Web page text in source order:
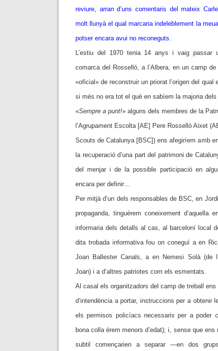
reviure, arran d’uns comentaris del mateix
molt llunyà el qual marcaria indeleblement la
potser encara avui no reconeguts.
L’estiu del 1970 tenia 14 anys i vaig passar
comarca del Rosselló, a l’Albera, en un camp
«oficial» de reconstruir un priorat l’origen del
si més no era tot el què en sabíem la majoria
«Sempre a punt!» alguns dels membres de la
l’Agrupament Escolta [AE] Pere Rosselló Aixet
Scouts de Catalunya [BSC]) ens afegiríem amb
la recuperació d’una part del patrimoni de
del menjar i de la possible participació en
encara per definir…
Per mitjà d’un dels responsables de BSC, en
propaganda, tinguérem coneixement d’aquella
informaria dels detalls al cas, al barceloní local
dita trobada informativa fou on coneguí a en
Joan Ballester Canals, a en Nemesi Solà (de
Joan) i a d’altres patriotes com els esmentats.
Al casal els organitzadors del camp de treball ens
d’intendència a portar, instruccions per a obtenir
els permisos policíacs necessaris per a poder
bona colla érem menors d’edat); i, sense que ens
subtil començarien a separar —en dos